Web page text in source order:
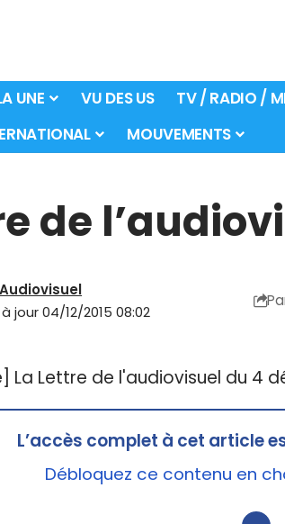
UNE VU DES US TV / RADIO /
MOUVEMENTS
de
jour 04/12/2015 08:02
La Lettre de l'audiovisuel du 4
L’accès complet à cet article
Débloquez ce contenu en